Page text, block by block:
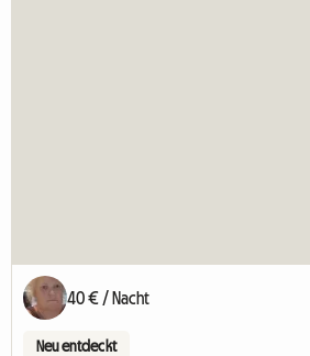
40 € / Nacht
Neu entdeckt